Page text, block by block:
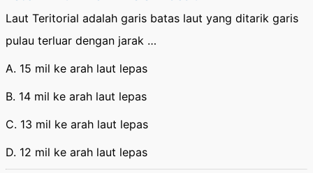
Laut Teritorial adalah garis batas laut yang ditarik garis
pulau terluar dengan jarak …
A. 15 mil ke arah laut lepas
B. 14 mil ke arah laut lepas
C. 13 mil ke arah laut lepas
D. 12 mil ke arah laut lepas